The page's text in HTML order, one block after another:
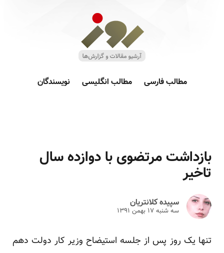
مطالب فارسی مطالب انگلیسی نویسندگان
بازداشت مرتضوی با دوازده سال
تاخیر
سپیده کلانتریان
سه شنبه ۱۷ بهمن ۱۳۹۱
تنها یک روز پس از جلسه استیضاح وزیر کار دولت دهم